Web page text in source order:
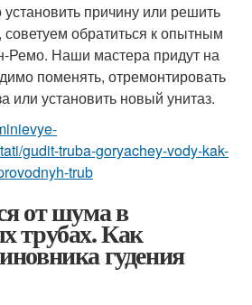
причину или решить
обратиться к опытным
Ремо. Наши мастера придут на
поменять, отремонтировать
или установить новый унитаз.
gudit-truba-goryachey-vody-kak-
trub
от шума в
трубах. Как
гудения